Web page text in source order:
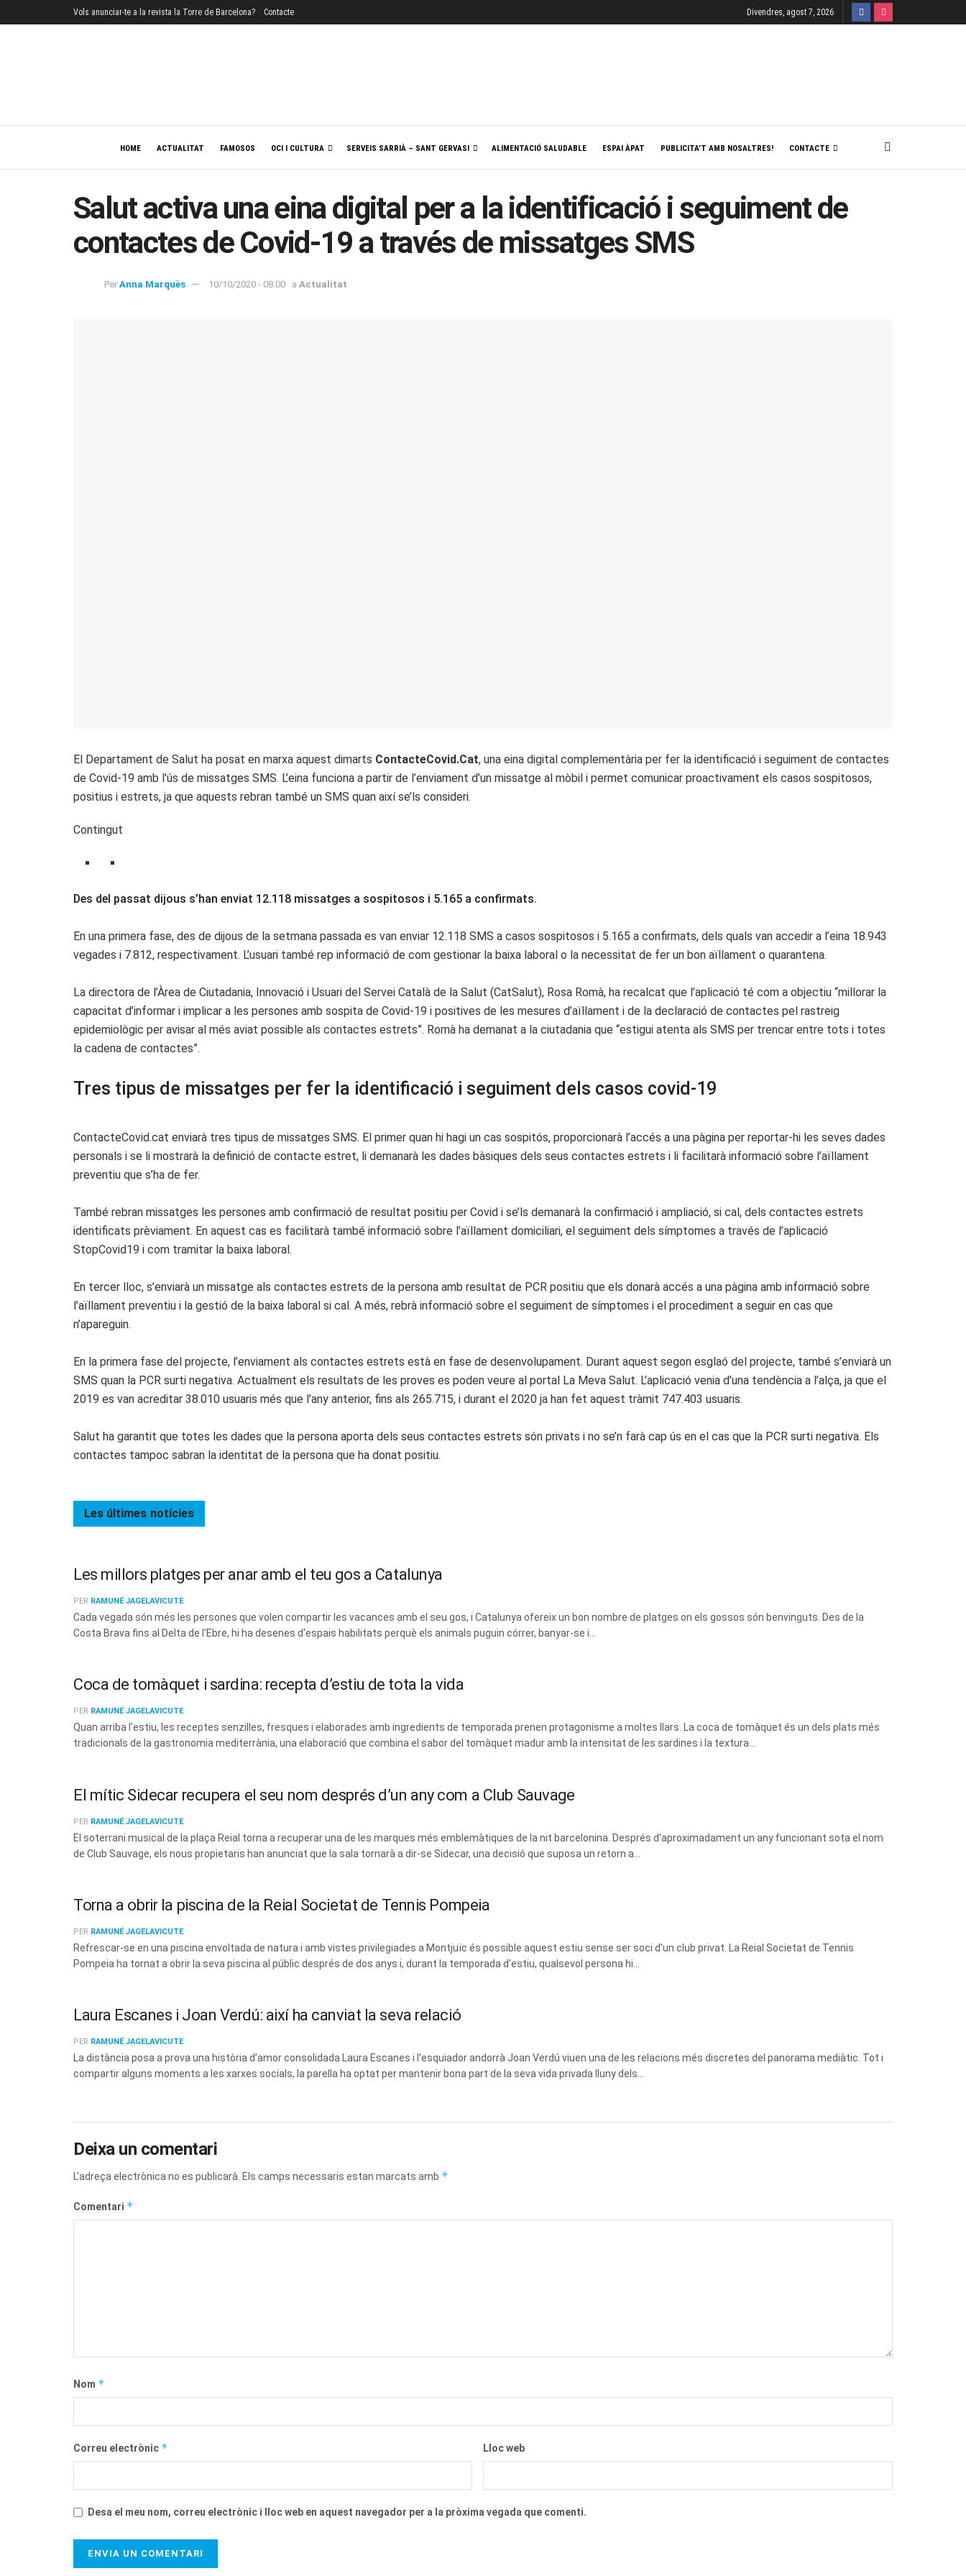
Vols anunciar-te a la revista la Torre de Barcelona? Contacte Divendres, agost 7, 2026
HOME ACTUALITAT FAMOSOS OCI I CULTURA SERVEIS SARRIÀ – SANT GERVASI ALIMENTACIÓ SALUDABLE ESPAI ÀPAT PUBLICITA’T AMB NOSALTRES! CONTACTE
Salut activa una eina digital per a la identificació i seguiment de
contactes de Covid-19 a través de missatges SMS
Per Anna Marquès 10/10/2020 - 08:00 a Actualitat
El Departament de Salut ha posat en marxa aquest dimarts ContacteCovid.Cat, una eina digital complementària per fer la identificació i seguiment de contactes
de Covid-19 amb l’ús de missatges SMS. L’eina funciona a partir de l’enviament d’un missatge al mòbil i permet comunicar proactivament els casos sospitosos,
positius i estrets, ja que aquests rebran també un SMS quan així se’ls consideri.
Contingut
Des del passat dijous s’han enviat 12.118 missatges a sospitosos i 5.165 a confirmats.
En una primera fase, des de dijous de la setmana passada es van enviar 12.118 SMS a casos sospitosos i 5.165 a confirmats, dels quals van accedir a l’eina 18.943
vegades i 7.812, respectivament. L’usuari també rep informació de com gestionar la baixa laboral o la necessitat de fer un bon aïllament o quarantena.
La directora de l’Àrea de Ciutadania, Innovació i Usuari del Servei Català de la Salut (CatSalut), Rosa Romà, ha recalcat que l’aplicació té com a objectiu “millorar la
capacitat d’informar i implicar a les persones amb sospita de Covid-19 i positives de les mesures d’aïllament i de la declaració de contactes pel rastreig
epidemiològic per avisar al més aviat possible als contactes estrets”. Romà ha demanat a la ciutadania que “estigui atenta als SMS per trencar entre tots i totes
la cadena de contactes”.
Tres tipus de missatges per fer la identificació i seguiment dels casos covid-19
ContacteCovid.cat enviarà tres tipus de missatges SMS. El primer quan hi hagi un cas sospitós, proporcionarà l’accés a una pàgina per reportar-hi les seves dades
personals i se li mostrarà la definició de contacte estret, li demanarà les dades bàsiques dels seus contactes estrets i li facilitarà informació sobre l’aïllament
preventiu que s’ha de fer.
També rebran missatges les persones amb confirmació de resultat positiu per Covid i se’ls demanarà la confirmació i ampliació, si cal, dels contactes estrets
identificats prèviament. En aquest cas es facilitarà també informació sobre l’aïllament domiciliari, el seguiment dels símptomes a través de l’aplicació
StopCovid19 i com tramitar la baixa laboral.
En tercer lloc, s’enviarà un missatge als contactes estrets de la persona amb resultat de PCR positiu que els donarà accés a una pàgina amb informació sobre
l’aïllament preventiu i la gestió de la baixa laboral si cal. A més, rebrà informació sobre el seguiment de símptomes i el procediment a seguir en cas que
n’apareguin.
En la primera fase del projecte, l’enviament als contactes estrets està en fase de desenvolupament. Durant aquest segon esglaó del projecte, també s’enviarà un
SMS quan la PCR surti negativa. Actualment els resultats de les proves es poden veure al portal La Meva Salut. L’aplicació venia d’una tendència a l’alça, ja que el
2019 es van acreditar 38.010 usuaris més que l’any anterior, fins als 265.715, i durant el 2020 ja han fet aquest tràmit 747.403 usuaris.
Salut ha garantit que totes les dades que la persona aporta dels seus contactes estrets són privats i no se’n farà cap ús en el cas que la PCR surti negativa. Els
contactes tampoc sabran la identitat de la persona que ha donat positiu.
Les últimes notícies
Les millors platges per anar amb el teu gos a Catalunya
PER RAMUNÉ JAGELAVICUTE
Cada vegada són més les persones que volen compartir les vacances amb el seu gos, i Catalunya ofereix un bon nombre de platges on els gossos són benvinguts. Des de la
Costa Brava fins al Delta de l'Ebre, hi ha desenes d'espais habilitats perquè els animals puguin córrer, banyar-se i...
Coca de tomàquet i sardina: recepta d’estiu de tota la vida
PER RAMUNÉ JAGELAVICUTE
Quan arriba l'estiu, les receptes senzilles, fresques i elaborades amb ingredients de temporada prenen protagonisme a moltes llars. La coca de tomàquet és un dels plats més
tradicionals de la gastronomia mediterrània, una elaboració que combina el sabor del tomàquet madur amb la intensitat de les sardines i la textura...
El mític Sidecar recupera el seu nom després d’un any com a Club Sauvage
PER RAMUNÉ JAGELAVICUTE
El soterrani musical de la plaça Reial torna a recuperar una de les marques més emblemàtiques de la nit barcelonina. Després d'aproximadament un any funcionant sota el nom
de Club Sauvage, els nous propietaris han anunciat que la sala tornarà a dir-se Sidecar, una decisió que suposa un retorn a...
Torna a obrir la piscina de la Reial Societat de Tennis Pompeia
PER RAMUNÉ JAGELAVICUTE
Refrescar-se en una piscina envoltada de natura i amb vistes privilegiades a Montjuïc és possible aquest estiu sense ser soci d'un club privat. La Reial Societat de Tennis
Pompeia ha tornat a obrir la seva piscina al públic després de dos anys i, durant la temporada d'estiu, qualsevol persona hi...
Laura Escanes i Joan Verdú: així ha canviat la seva relació
PER RAMUNÉ JAGELAVICUTE
La distància posa a prova una història d’amor consolidada Laura Escanes i l’esquiador andorrà Joan Verdú viuen una de les relacions més discretes del panorama mediàtic. Tot i
compartir alguns moments a les xarxes socials, la parella ha optat per mantenir bona part de la seva vida privada lluny dels...
Deixa un comentari
L'adreça electrònica no es publicarà. Els camps necessaris estan marcats amb *
Comentari *
Nom *
Correu electrònic * Lloc web
Desa el meu nom, correu electrònic i lloc web en aquest navegador per a la pròxima vegada que comenti.